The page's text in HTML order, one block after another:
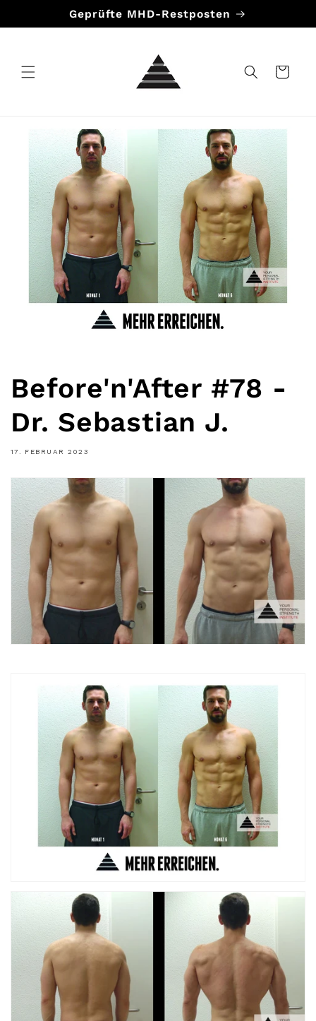
Inhalt
Geprüfte MHD-Restposten
Warenkorb
Before'n'After #78 -
Dr. Sebastian J.
17. FEBRUAR 2023